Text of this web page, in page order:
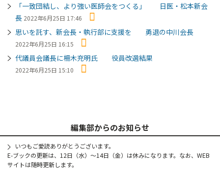
「一致団結し、より強い医師会をつくる」 日医・松本新会
長 2022年6月25日 17:46
思いを託す、新会長・執行部に支援を 勇退の中川会長
2022年6月25日 16:15
代議員会議長に柵木充明氏 役員改選結果
2022年6月25日 15:10
編集部からのお知らせ
いつもご愛読ありがとうございます。
E-ブックの更新は、12日（水）～14日（金）は休みになります。なお、WEB
サイトは随時更新します。